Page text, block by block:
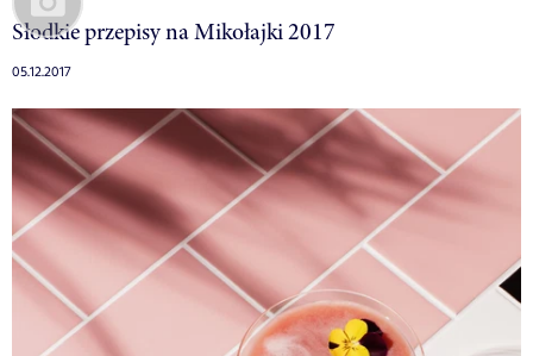
Słodkie przepisy na Mikołajki 2017
05.12.2017